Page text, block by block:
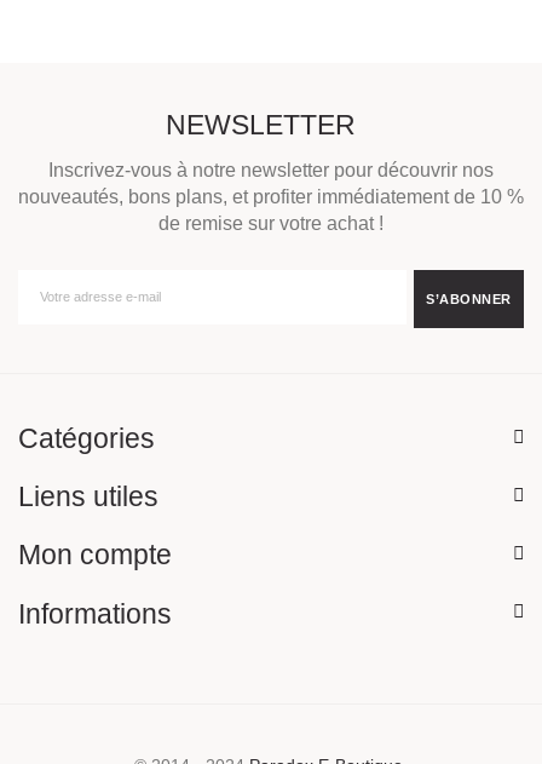
NEWSLETTER
Inscrivez-vous à notre newsletter pour découvrir nos
nouveautés, bons plans, et profiter immédiatement de 10 %
de remise sur votre achat !
Catégories
Liens utiles
Mon compte
Informations